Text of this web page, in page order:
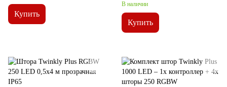
Купить
В наличии
Купить